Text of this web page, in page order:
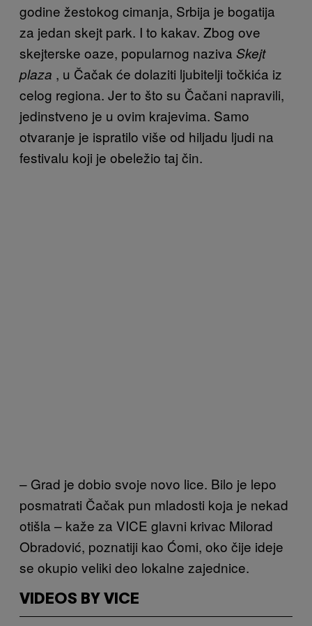
godine žestokog cimanja, Srbija je bogatija
za jedan skejt park. I to kakav. Zbog ove
skejterske oaze, popularnog naziva Skejt
plaza , u Čačak će dolaziti ljubitelji točkića iz
celog regiona. Jer to što su Čačani napravili,
jedinstveno je u ovim krajevima. Samo
otvaranje je ispratilo više od hiljadu ljudi na
festivalu koji je obeležio taj čin.
– Grad je dobio svoje novo lice. Bilo je lepo
posmatrati Čačak pun mladosti koja je nekad
otišla – kaže za VICE glavni krivac Milorad
Obradović, poznatiji kao Ćomi, oko čije ideje
se okupio veliki deo lokalne zajednice.
VIDEOS BY VICE